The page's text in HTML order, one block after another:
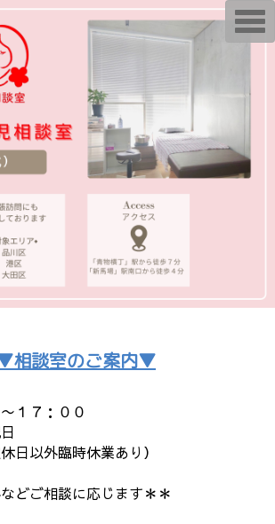
相談室のご案内▼
１７：００
臨時休業あり）
どご相談に応じます＊＊
T
o
g
n
a
t